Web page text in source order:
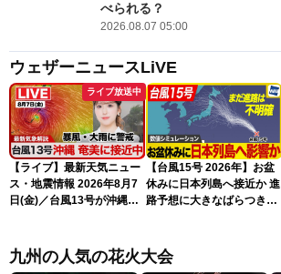
べられる？
2026.08.07 05:00
ウェザーニュースLiVE
ライブ放送中
【ライブ】最新天気ニュー
ス・地震情報 2026年8月7
日(金)／台風13号が沖縄・
ュースLiVEアフタヌーン・
小林李衣奈／内藤邦裕〉
【台風15号 2026年】お盆
休みに日本列島へ接近か 進
路予想に大きなばらつき
九州の人気の花火大会